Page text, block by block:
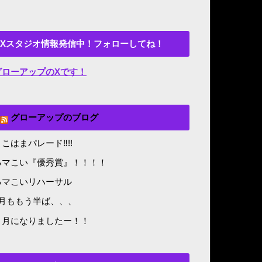
Xスタジオ情報発信中！フォローしてね！
ーアップのXです！
グローアップのブログ
こはまパレード‼︎!!
こい『優秀賞』！！！！
マこいリハーサル
ももう半ば、、、
になりましたー！！